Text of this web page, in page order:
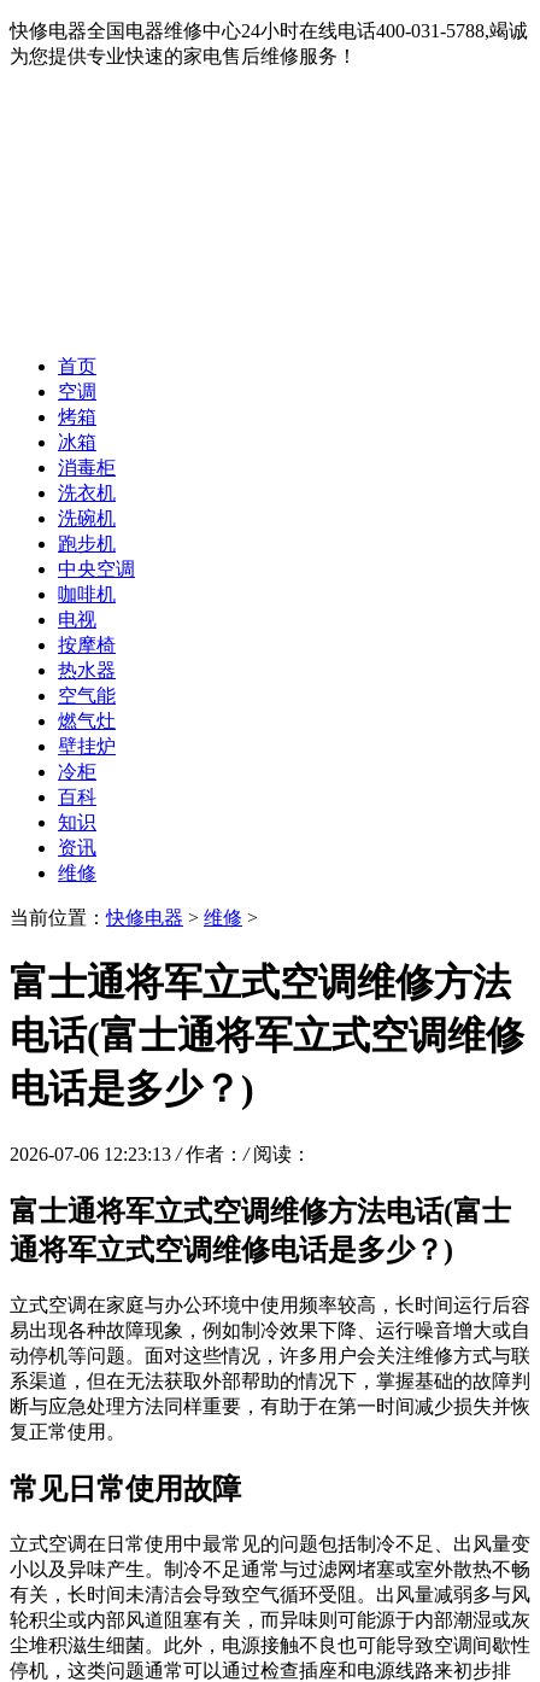
快修电器全国电器维修中心24小时在线电话400-031-5788,竭诚
为您提供专业快速的家电售后维修服务！
首页
空调
烤箱
冰箱
消毒柜
洗衣机
洗碗机
跑步机
中央空调
咖啡机
电视
按摩椅
热水器
空气能
燃气灶
壁挂炉
冷柜
百科
知识
资讯
维修
当前位置：快修电器 > 维修 >
富士通将军立式空调维修方法
电话(富士通将军立式空调维修
电话是多少？)
2026-07-06 12:23:13 / 作者： / 阅读：
富士通将军立式空调维修方法电话(富士
通将军立式空调维修电话是多少？)
立式空调在家庭与办公环境中使用频率较高，长时间运行后容
易出现各种故障现象，例如制冷效果下降、运行噪音增大或自
动停机等问题。面对这些情况，许多用户会关注维修方式与联
系渠道，但在无法获取外部帮助的情况下，掌握基础的故障判
断与应急处理方法同样重要，有助于在第一时间减少损失并恢
复正常使用。
常见日常使用故障
立式空调在日常使用中最常见的问题包括制冷不足、出风量变
小以及异味产生。制冷不足通常与过滤网堵塞或室外散热不畅
有关，长时间未清洁会导致空气循环受阻。出风量减弱多与风
轮积尘或内部风道阻塞有关，而异味则可能源于内部潮湿或灰
尘堆积滋生细菌。此外，电源接触不良也可能导致空调间歇性
停机，这类问题通常可以通过检查插座和电源线路来初步排